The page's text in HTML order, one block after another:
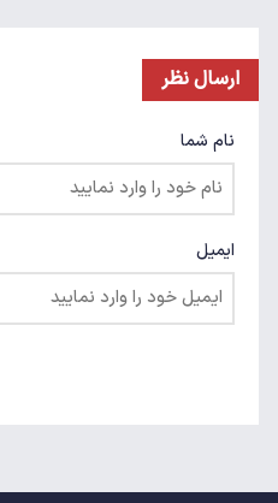
ارسال نظر
نام شما
ایمیل